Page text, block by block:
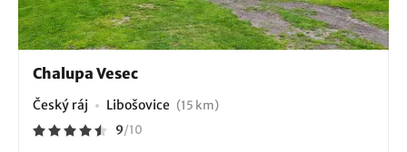
Chalupa Vesec
Český ráj Libošovice (15 km)
9/10